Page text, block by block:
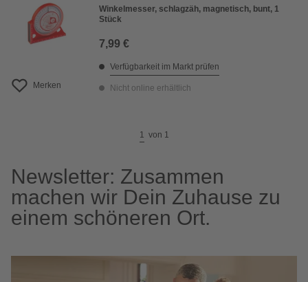
Merken
Winkelmesser, schlagzäh, magnetisch, bunt, 1
Stück
7,99 €
Verfügbarkeit im Markt prüfen
Nicht online erhältlich
1 von 1
Newsletter: Zusammen
machen wir Dein Zuhause zu
einem schöneren Ort.